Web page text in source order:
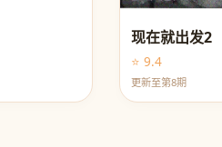
现在就出发2
⭐ 9.4
更新至第8期